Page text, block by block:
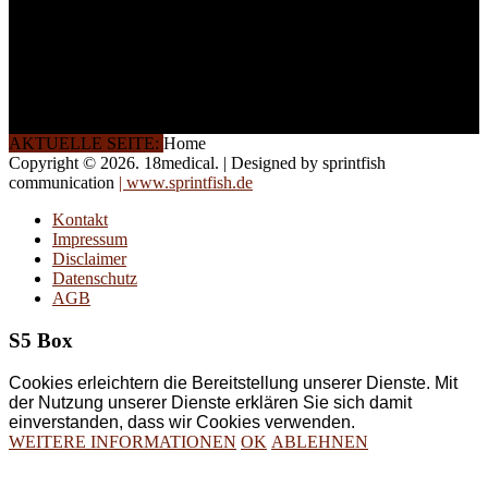
AKTUELLE SEITE: Home
Copyright © 2026. 18medical. | Designed by sprintfish
communication | www.sprintfish.de
Kontakt
Impressum
Disclaimer
Datenschutz
AGB
S5 Box
Cookies erleichtern die Bereitstellung unserer Dienste. Mit
der Nutzung unserer Dienste erklären Sie sich damit
einverstanden, dass wir Cookies verwenden.
WEITERE INFORMATIONEN OK ABLEHNEN